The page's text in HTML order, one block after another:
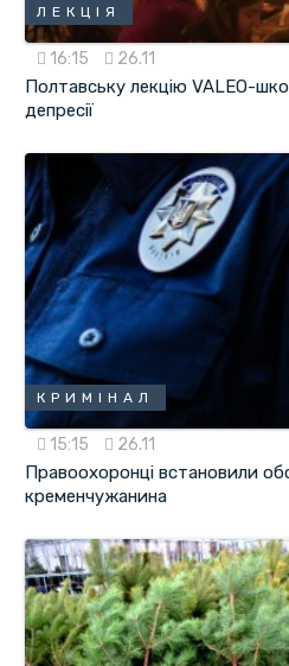
ЛЕКЦІЯ
16:15 26.11
Полтавську лекцію VALEO-
депресії
КРИМІНАЛ
15:15 26.11
Правоохоронці встановили
кременчужанина